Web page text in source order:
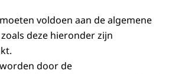
voldoen aan de algemene
deze hieronder zijn
door de